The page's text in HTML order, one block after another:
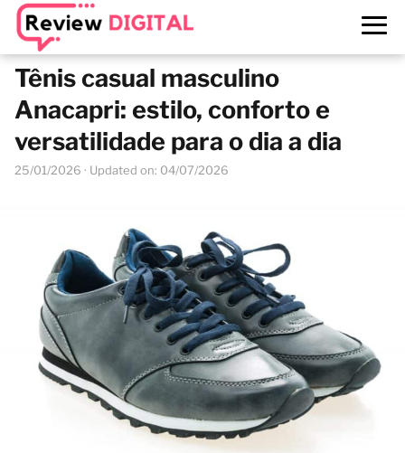
Tênis casual masculino
Anacapri: estilo, conforto e
versatilidade para o dia a dia
25/01/2026 · Updated on: 04/07/2026